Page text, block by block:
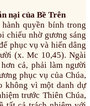
nại của Bề Trên
quyền bính trong
chiếu nhờ gương sáng
phục vụ và hiến dâng
(x. Mc 10,45). Ngài
cả, phải làm người
phục vụ của Chúa,
không vì một danh dự
trước Thiên Chúa,